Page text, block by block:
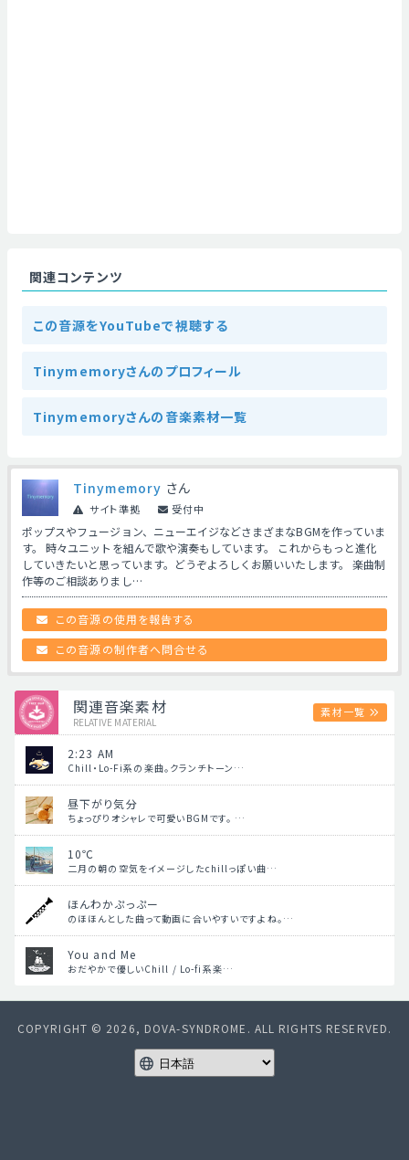
関連コンテンツ
この音源をYouTubeで視聴する
Tinymemoryさんのプロフィール
Tinymemoryさんの音楽素材一覧
Tinymemory さん
サイト準拠 受付中
ポップスやフュージョン、ニューエイジなどさまざまなBGMを作っていま
す。 時々ユニットを組んで歌や演奏もしています。 これからもっと進化
していきたいと思っています。どうぞよろしくお願いいたします。 楽曲制
作等のご相談ありまし…
この音源の使用を報告する
この音源の制作者へ問合せる
関連音楽素材
RELATIVE MATERIAL
素材一覧
2:23 AM
Chill・Lo-Fi系の楽曲。クランチトーン…
昼下がり気分
ちょっぴりオシャレで可愛いBGMです。 …
10℃
二月の朝の空気をイメージしたchillっぽい曲…
ほんわかぷっぷー
のほほんとした曲って動画に合いやすいですよね。…
You and Me
おだやかで優しいChill / Lo-fi系楽…
COPYRIGHT © 2026, DOVA-SYNDROME. ALL RIGHTS RESERVED.